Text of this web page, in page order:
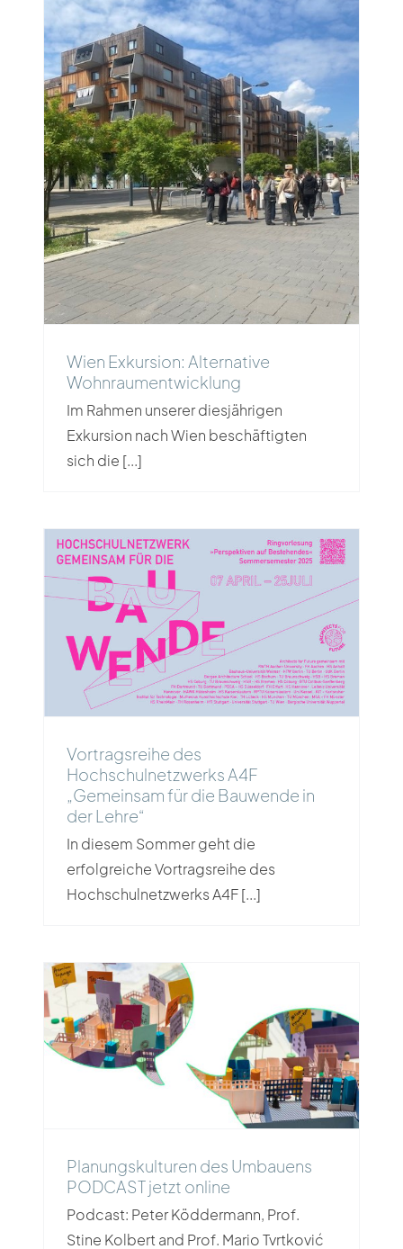
Wien Exkursion: Alternative
Wohnraumentwicklung
Wien Exkursion: Alternative
Wohnraumentwicklung
Im Rahmen unserer diesjährigen
Exkursion nach Wien beschäftigten
sich die [...]
Vortragsreihe des
Hochschulnetzwerks A4F
„Gemeinsam für die Bauwende in
der Lehre“
Vortragsreihe des
Hochschulnetzwerks A4F
„Gemeinsam für die Bauwende in
der Lehre“
In diesem Sommer geht die
erfolgreiche Vortragsreihe des
Hochschulnetzwerks A4F [...]
Planungskulturen des Umbauens
PODCAST jetzt online
Planungskulturen des Umbauens
PODCAST jetzt online
Podcast: Peter Köddermann, Prof.
Stine Kolbert and Prof. Mario Tvrtković